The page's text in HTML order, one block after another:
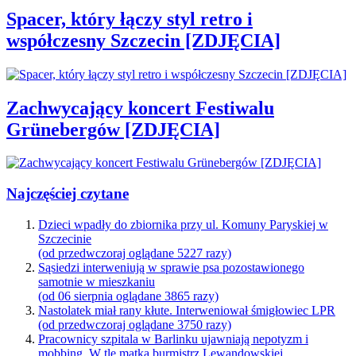
Spacer, który łączy styl retro i
współczesny Szczecin [ZDJĘCIA]
Zachwycający koncert Festiwalu
Grünebergów [ZDJĘCIA]
Najczęściej czytane
Dzieci wpadły do zbiornika przy ul. Komuny Paryskiej w
Szczecinie
(od przedwczoraj oglądane 5227 razy)
Sąsiedzi interweniują w sprawie psa pozostawionego
samotnie w mieszkaniu
(od 06 sierpnia oglądane 3865 razy)
Nastolatek miał rany kłute. Interweniował śmigłowiec LPR
(od przedwczoraj oglądane 3750 razy)
Pracownicy szpitala w Barlinku ujawniają nepotyzm i
mobbing. W tle matka burmistrz Lewandowskiej